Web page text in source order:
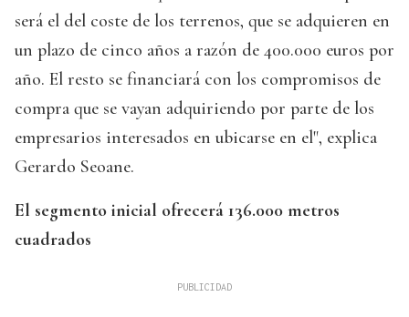
será el del coste de los terrenos, que se adquieren en
un plazo de cinco años a razón de 400.000 euros por
año. El resto se financiará con los compromisos de
compra que se vayan adquiriendo por parte de los
empresarios interesados en ubicarse en el", explica
Gerardo Seoane.
El segmento inicial ofrecerá 136.000 metros
cuadrados